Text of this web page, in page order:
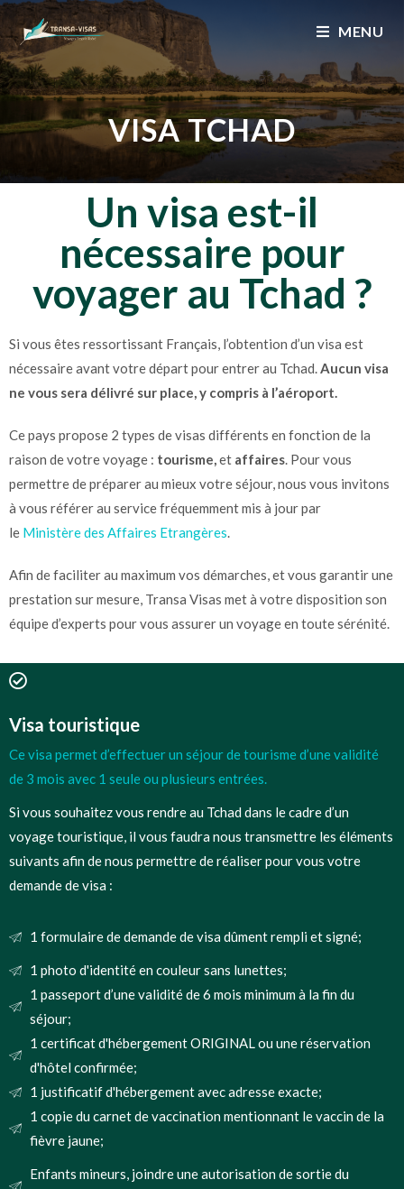
MENU
VISA TCHAD
Un visa est-il
nécessaire pour
voyager au Tchad ?
Si vous êtes ressortissant Français, l’obtention d’un visa est
nécessaire avant votre départ pour entrer au Tchad.Aucun visa
ne vous sera délivré sur place, y compris à l’aéroport.
Ce pays propose 2 types de visas différents en fonction de la
raison de votre voyage : tourisme,et affaires. Pour vous
permettre de préparer au mieux votre séjour, nous vous invitons
à vous référer au service fréquemment mis à jour par
le Ministère des Affaires Etrangères.
Afin de faciliter au maximum vos démarches, et vous garantir une
prestation sur mesure, Transa Visas met à votre disposition son
équipe d’experts pour vous assurer un voyage en toute sérénité.
Visa touristique
Ce visa permet d’effectuer un séjour de tourisme d’une validité
de 3 mois avec 1 seule ou plusieurs entrées.
Si vous souhaitez vous rendre au Tchad dans le cadre d’un
voyage touristique, il vous faudra nous transmettre les éléments
suivants afin de nous permettre de réaliser pour vous votre
demande de visa :
1 formulaire de demande de visa dûment rempli et signé;
1 photo d'identité en couleur sans lunettes;
1 passeport d’une validité de 6 mois minimum à la fin du
séjour;
1 certificat d'hébergement ORIGINAL ou une réservation
d'hôtel confirmée;
1 justificatif d'hébergement avec adresse exacte;
1 copie du carnet de vaccination mentionnant le vaccin de la
fièvre jaune;
Enfants mineurs, joindre une autorisation de sortie du